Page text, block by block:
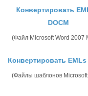
Конвертировать
DOCM
(Файл Microsoft Word 2007
Конвертировать EMLs
(Файлы шаблонов Microsoft